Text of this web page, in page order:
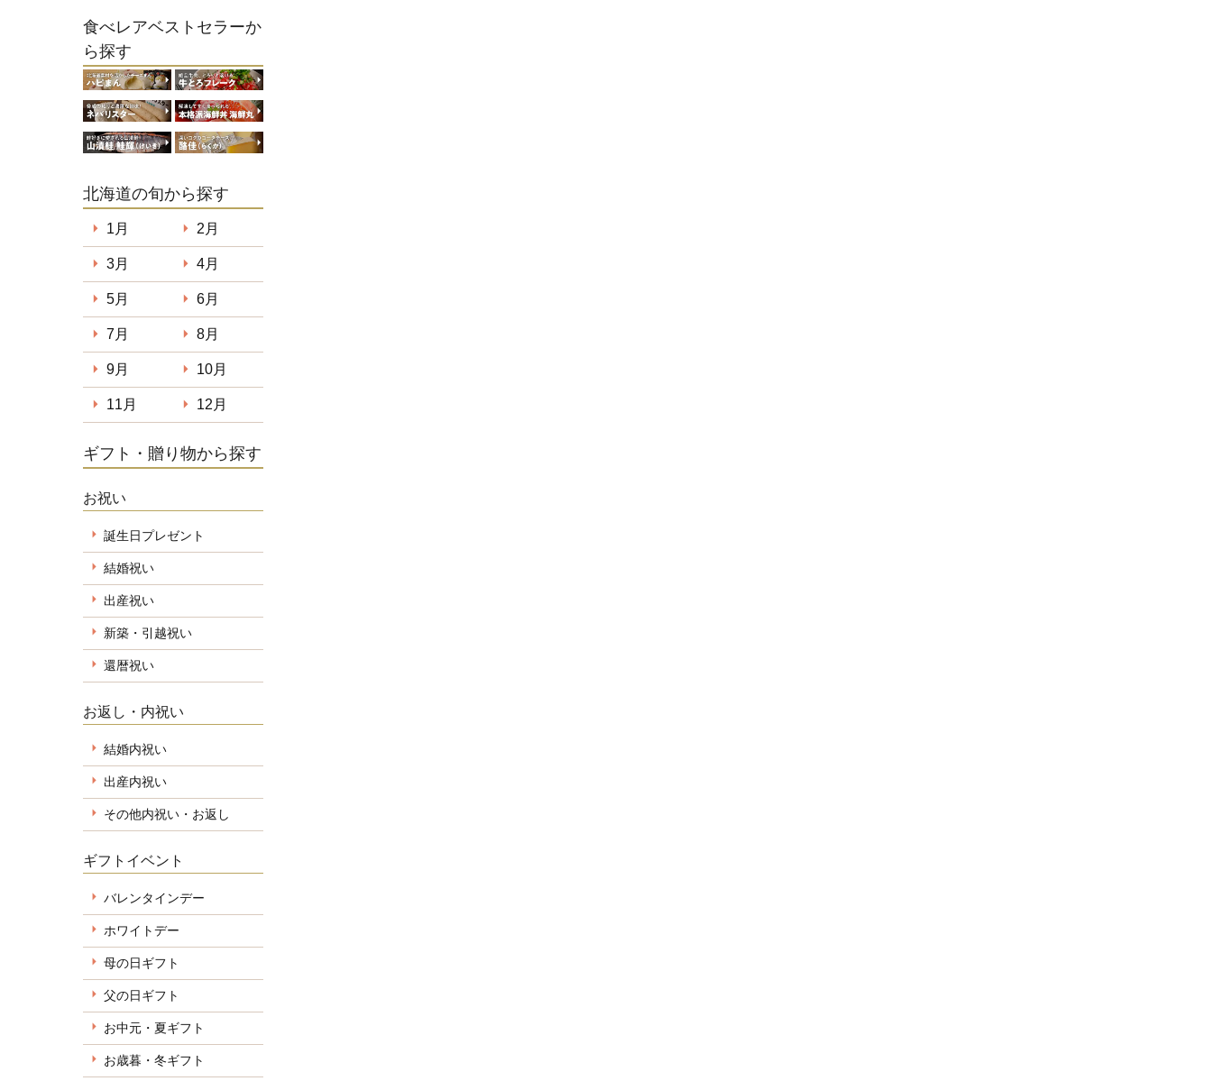
食べレアベストセラーか
ら探す
北海道の旬から探す
1月 2月
3月 4月
5月 6月
7月 8月
9月 10月
11月 12月
ギフト・贈り物から探す
お祝い
誕生日プレゼント
結婚祝い
出産祝い
新築・引越祝い
還暦祝い
お返し・内祝い
結婚内祝い
出産内祝い
その他内祝い・お返し
ギフトイベント
バレンタインデー
ホワイトデー
母の日ギフト
父の日ギフト
お中元・夏ギフト
お歳暮・冬ギフト